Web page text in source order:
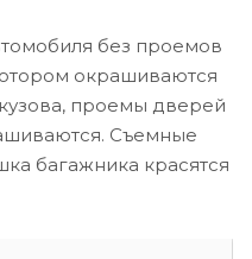
без проемов
окрашиваются
проемы дверей
Съемные
багажника красятся